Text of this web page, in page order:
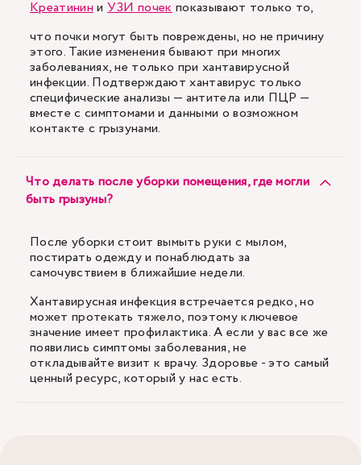
КреатининиУЗИ почекпоказывают только то,
что почки могут быть повреждены, но не причину
этого. Такие изменения бывают при многих
заболеваниях, не только при хантавирусной
инфекции. Подтверждают хантавирус только
специфические анализы — антитела или ПЦР —
вместе с симптомами и данными о возможном
контакте с грызунами.
Что делать после уборки помещения, где могли
быть грызуны?
После уборки стоит вымыть руки с мылом,
постирать одежду и понаблюдать за
самочувствием в ближайшие недели.
Хантавирусная инфекция встречается редко, но
может протекать тяжело, поэтому ключевое
значение имеет профилактика. А если у вас все же
появились симптомы заболевания, не
откладывайте визит к врачу. Здоровье - это самый
ценный ресурс, который у нас есть.